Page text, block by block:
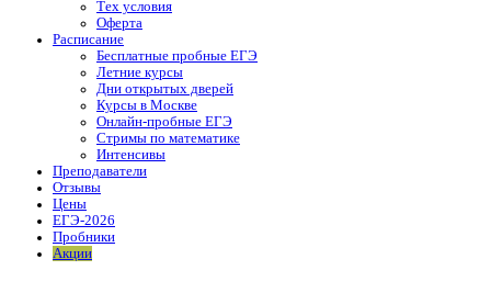
Тех условия
Оферта
Расписание
Бесплатные пробные ЕГЭ
Летние курсы
Дни открытых дверей
Курсы в Москве
Онлайн-пробные ЕГЭ
Стримы по математике
Интенсивы
Преподаватели
Отзывы
Цены
ЕГЭ-2026
Пробники
Акции